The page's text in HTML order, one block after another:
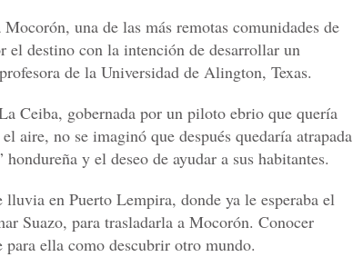
una de las más remotas comunidades de
destino con la intención de desarrollar un
de la Universidad de Alington, Texas.
Ceiba, gobernada por un piloto ebrio que quería
aire, no se imaginó que después quedaría atrapada
y el deseo de ayudar a sus habitantes.
en Puerto Lempira, donde ya le esperaba el
Suazo, para trasladarla a Mocorón. Conocer
ella como descubrir otro mundo.